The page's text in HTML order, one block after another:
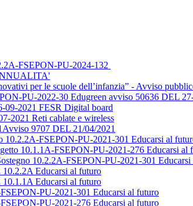
FSEPON-PU-2024-132
per le scuole dell’infanzia” - Avviso
PU-2022-30 Edugreen avviso 50636 DEL
2021 FESR Digital board
2021 Reti cablate e wireless
9707 DEL 21/04/2021
10.2.2A-FSEPON-PU-2021-301 Educarsi al
10.1.1A-FSEPON-PU-2021-276 Educarsi al
10.2.2A-FSEPON-PU-2021-301 Educarsi
Educarsi al futuro
Educarsi al futuro
PU-2021-301 Educarsi al futuro
PU-2021-276 Educarsi al futuro